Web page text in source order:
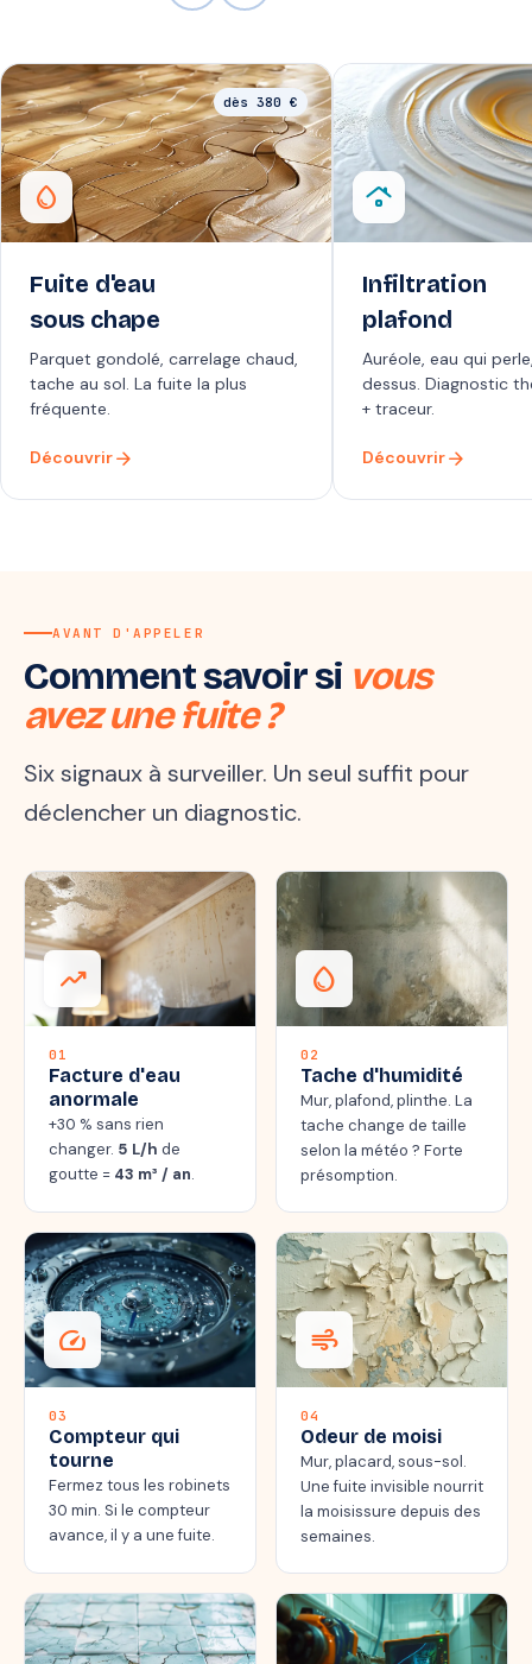
water_drop
dès 380 €
Fuite d'eau
sous chape
Parquet gondolé, carrelage chaud,
tache au sol. La fuite la plus
fréquente.
Découvrirarrow_forward
roofing
Infiltration
plafond
Auréole, eau qui
dessus. Diagnostic
+ traceur.
Découvrirarrow_forward
AVANT D'APPELER
Comment savoir si vous
avez une fuite ?
Six signaux à surveiller. Un seul suffit pour
déclencher un diagnostic.
trending_up
01
Facture d'eau
anormale
+30 % sans rien
changer. 5 L/h de
goutte = 43 m³ / an.
water_drop
02
Tache d'humidité
Mur, plafond, plinthe. La
tache change de taille
selon la météo ? Forte
présomption.
speed
03
Compteur qui
tourne
Fermez tous les robinets
30 min. Si le compteur
avance, il y a une fuite.
air
04
Odeur de moisi
Mur, placard, sous-sol.
Une fuite invisible nourrit
la moisissure depuis des
semaines.